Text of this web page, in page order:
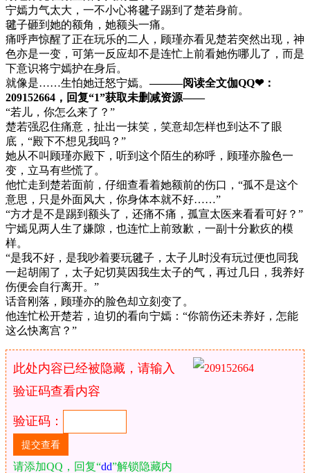
宁嫣力气太大，一不小心将毽子踢到了楚若身前。
毽子砸到她的额角，她额头一痛。
痛呼声惊醒了正在玩乐的二人，顾瑾亦看见楚若突然出现，神
色亦是一变，可第一反应却不是连忙上前看她伤哪儿了，而是
下意识将宁嫣护在身后。
就像是……生怕她迁怒宁嫣。———阅读全文伽QQ❤：
209152664，回复“1”获取未删减资源—​​​​—
“若儿，你怎么来了？”
楚若强忍住痛意，扯出一抹笑，笑意却怎样也到达不了眼
底，“殿下不想见我吗？”
她从不叫顾瑾亦殿下，听到这个陌生的称呼，顾瑾亦脸色一
变，立马有些慌了。
他忙走到楚若面前，仔细查看着她额前的伤口，“孤不是这个
意思，只是外面风大，你身体本就不好……”
“方才是不是踢到额头了，还痛不痛，孤宣太医来看看可好？”
宁嫣见两人生了嫌隙，也连忙上前致歉，一副十分歉疚的模
样。
“是我不好，是我吵着要玩毽子，太子儿时没有玩过便也同我
一起胡闹了，太子妃切莫因我生太子的气，再过几日，我养好
伤便会自行离开。”
话音刚落，顾瑾亦的脸色却立刻变了。
他连忙松开楚若，迫切的看向宁嫣：“你箭伤还未养好，怎能
这么快离宫？”
此处内容已经被隐藏，请输入
验证码查看内容
验证码：
请添加QQ，回复“dd”解锁隐藏内